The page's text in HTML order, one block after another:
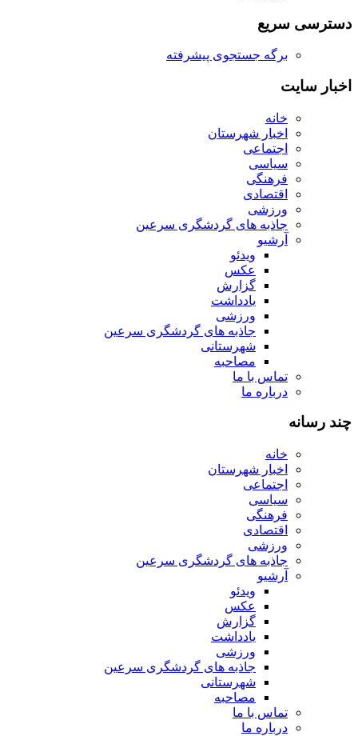
دسترسی سریع
برگه جستجوی پیشرفته
اخبار سایت
خانه
اخبار شهرستان
اجتماعی
سیاسی
فرهنگی
اقتصادی
ورزشی
جاذبه های گردشگری سرعین
آرشیو
ویدئو
عکس
گزارش
یادداشت
ورزشی
جاذبه های گردشگری سرعین
شهرستانی
مصاحبه
تماس با ما
درباره ما
چند رسانه
خانه
اخبار شهرستان
اجتماعی
سیاسی
فرهنگی
اقتصادی
ورزشی
جاذبه های گردشگری سرعین
آرشیو
ویدئو
عکس
گزارش
یادداشت
ورزشی
جاذبه های گردشگری سرعین
شهرستانی
مصاحبه
تماس با ما
درباره ما